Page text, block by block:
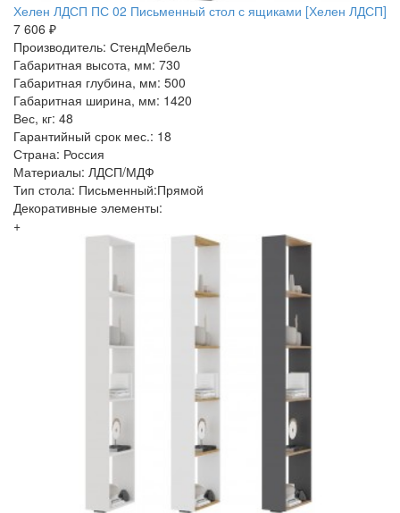
Хелен ЛДСП ПС 02 Письменный стол с ящиками [Хелен ЛДСП]
7 606 ₽
Производитель: СтендМебель
Габаритная высота, мм: 730
Габаритная глубина, мм: 500
Габаритная ширина, мм: 1420
Вес, кг: 48
Гарантийный срок мес.: 18
Страна: Россия
Материалы: ЛДСП/МДФ
Тип стола: Письменный:Прямой
Декоративные элементы:
+